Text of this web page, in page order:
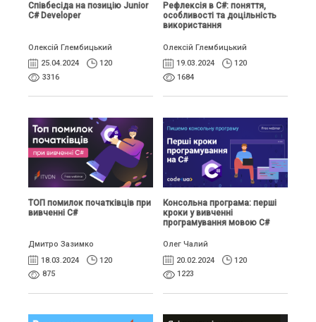
Співбесіда на позицію Junior
C# Developer
Олексій Глембицький
25.04.2024
120
3316
Рефлексія в C#: поняття,
особливості та доцільність
використання
Олексій Глембицький
19.03.2024
120
1684
ТОП помилок початківців при
вивченні C#
Дмитро Зазимко
18.03.2024
120
875
Консольна програма: перші
кроки у вивченні
програмування мовою C#
Олег Чалий
20.02.2024
120
1223